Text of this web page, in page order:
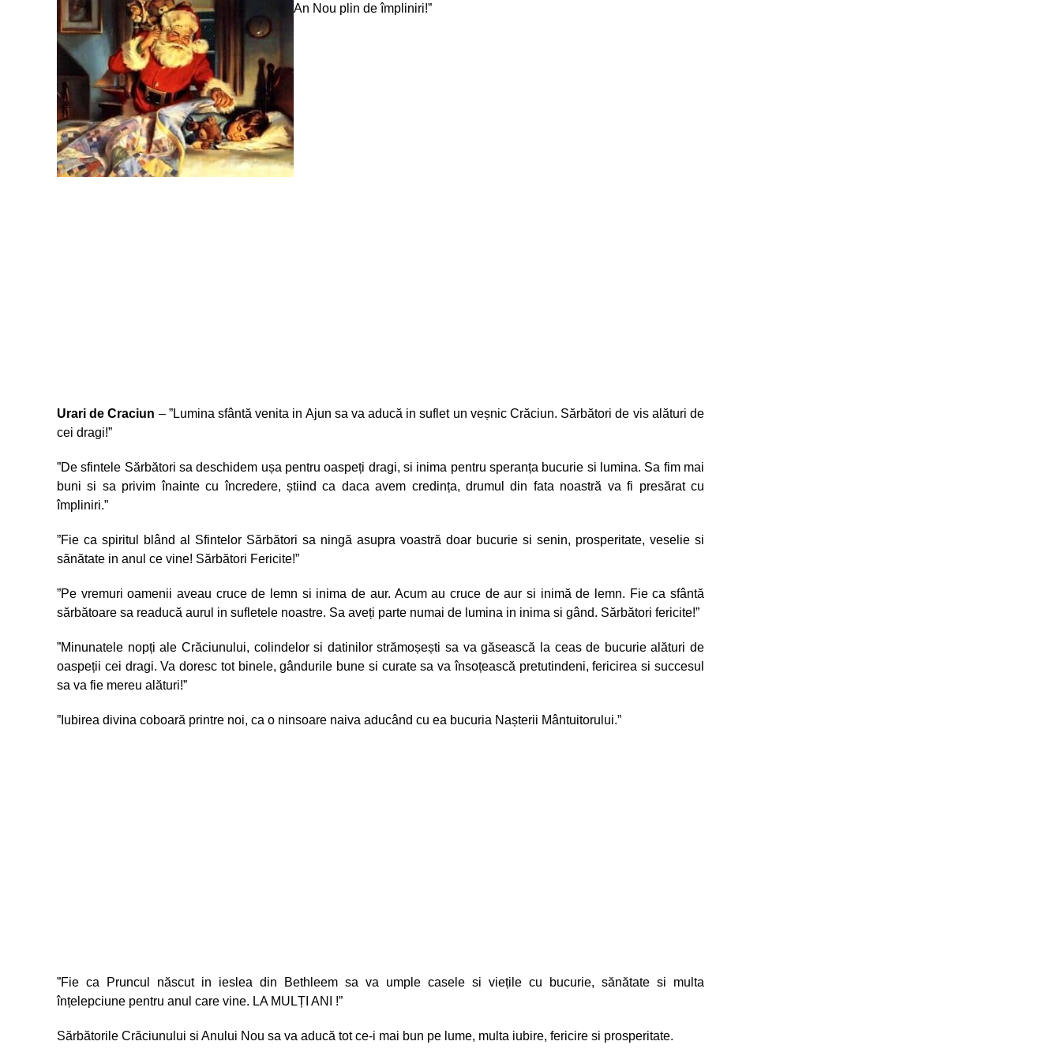
An Nou plin de împliniri!”
Urari de Craciun – ”Lumina sfântă venita in Ajun sa va aducă in suflet un veșnic Crăciun. Sărbători de vis alături de
cei dragi!”
”De sfintele Sărbători sa deschidem ușa pentru oaspeți dragi, si inima pentru speranța bucurie si lumina. Sa fim mai
buni si sa privim înainte cu încredere, știind ca daca avem credința, drumul din fata noastră va fi presărat cu
împliniri.”
”Fie ca spiritul blând al Sfintelor Sărbători sa ningă asupra voastră doar bucurie si senin, prosperitate, veselie si
sănătate in anul ce vine! Sărbători Fericite!”
”Pe vremuri oamenii aveau cruce de lemn si inima de aur. Acum au cruce de aur si inimă de lemn. Fie ca sfântă
sărbătoare sa readucă aurul in sufletele noastre. Sa aveți parte numai de lumina in inima si gând. Sărbători fericite!”
”Minunatele nopți ale Crăciunului, colindelor si datinilor strămoșești sa va găsească la ceas de bucurie alături de
oaspeții cei dragi. Va doresc tot binele, gândurile bune si curate sa va însoțească pretutindeni, fericirea si succesul
sa va fie mereu alături!”
”Iubirea divina coboară printre noi, ca o ninsoare naiva aducând cu ea bucuria Nașterii Mântuitorului.”
”Fie ca Pruncul născut in ieslea din Bethleem sa va umple casele si viețile cu bucurie, sănătate si multa
înțelepciune pentru anul care vine. LA MULȚI ANI !”
Sărbătorile Crăciunului si Anului Nou sa va aducă tot ce-i mai bun pe lume, multa iubire, fericire si prosperitate.